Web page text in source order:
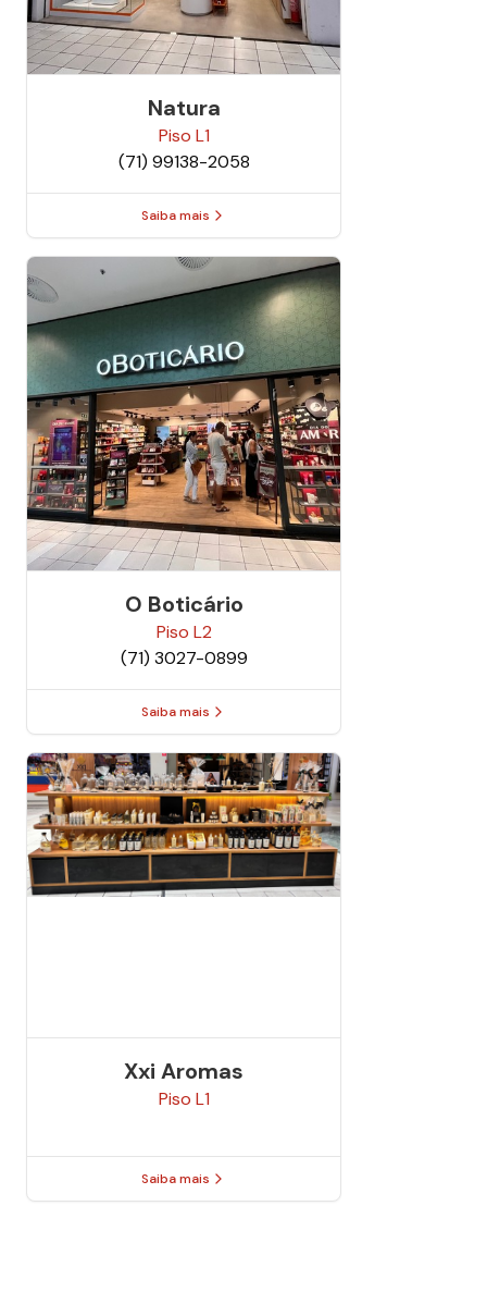
Natura
Piso L1
(71) 99138-2058
Saiba mais
O Boticário
Piso L2
(71) 3027-0899
Saiba mais
Xxi Aromas
Piso L1
Saiba mais